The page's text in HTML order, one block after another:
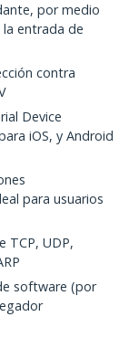
por medio
entrada de
contra
Device
iOS, y Android
para usuarios
TCP, UDP,
software (por